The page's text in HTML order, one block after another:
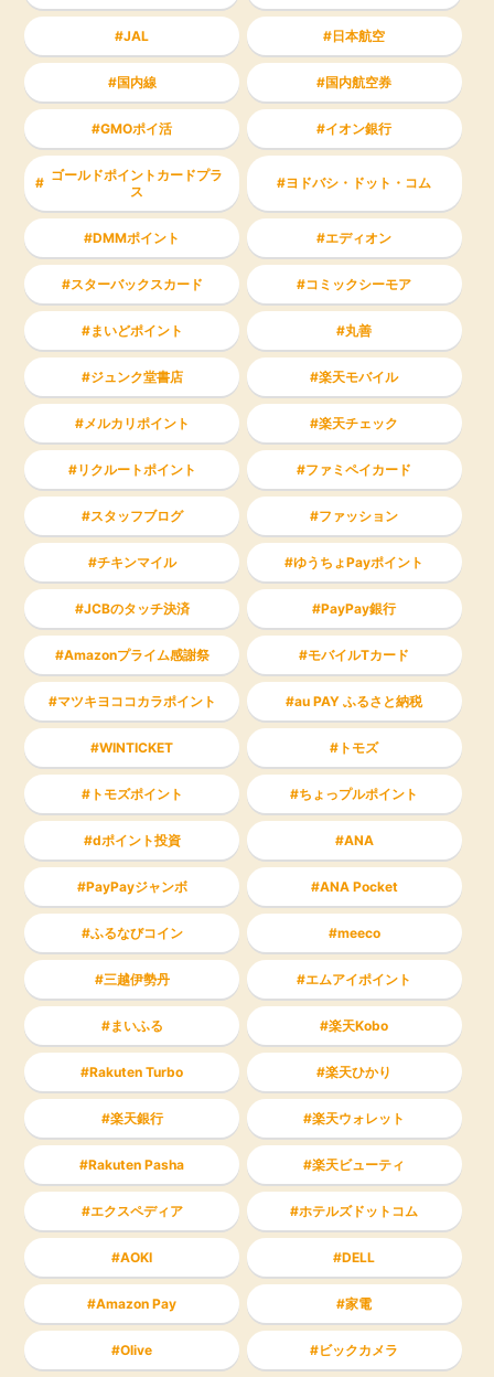
JAL 日本航空
国内線 国内航空券
GMOポイ活 イオン銀行
ゴールドポイントカードプラ
ス
ヨドバシ・ドット・コム
DMMポイント エディオン
スターバックスカード コミックシーモア
まいどポイント 丸善
ジュンク堂書店 楽天モバイル
メルカリポイント 楽天チェック
リクルートポイント ファミペイカード
スタッフブログ ファッション
チキンマイル ゆうちょPayポイント
JCBのタッチ決済 PayPay銀行
Amazonプライム感謝祭 モバイルTカード
マツキヨココカラポイント au PAY ふるさと納税
WINTICKET トモズ
トモズポイント ちょっプルポイント
dポイント投資 ANA
PayPayジャンボ ANA Pocket
ふるなびコイン meeco
三越伊勢丹 エムアイポイント
まいふる 楽天Kobo
Rakuten Turbo 楽天ひかり
楽天銀行 楽天ウォレット
Rakuten Pasha 楽天ビューティ
エクスペディア ホテルズドットコム
AOKI DELL
Amazon Pay 家電
Olive ビックカメラ